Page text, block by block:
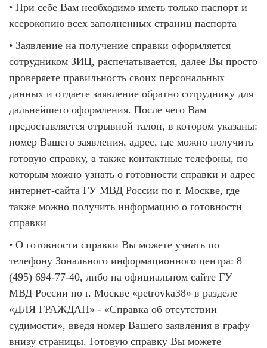
• При себе Вам необходимо иметь только паспорт и
ксерокопию всех заполненных страниц паспорта
• Заявление на получение справки оформляется
сотрудником ЗИЦ, распечатывается, далее Вы просто
проверяете правильность своих персональных
данных и отдаете заявление обратно сотруднику для
дальнейшего оформления. После чего Вам
предоставляется отрывной талон, в котором указаны:
номер Вашего заявления, адрес, где можно получить
готовую справку, а также контактные телефоны, по
которым можно узнать о готовности справки и адрес
интернет-сайта ГУ МВД России по г. Москве, где
также можно получить информацию о готовности
справки
• О готовности справки Вы можете узнать по
телефону Зонального информационного центра: 8
(495) 694-77-40, либо на официальном сайте ГУ
МВД России по г. Москве «petrovka38» в разделе
«ДЛЯ ГРАЖДАН» - «Справка об отсутствии
судимости», введя номер Вашего заявления в графу
внизу страницы. Готовую справку Вы можете